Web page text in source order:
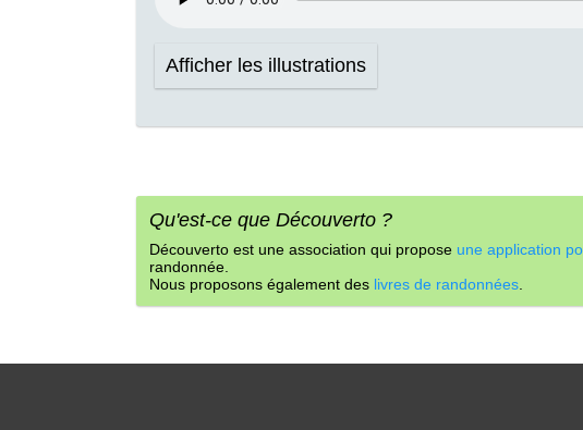
Afficher les illustrations
Qu'est-ce que Découverto ?
Découverto est une association qui propose une application
randonnée.
Nous proposons également des livres de randonnées